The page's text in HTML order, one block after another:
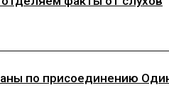
по присоединению